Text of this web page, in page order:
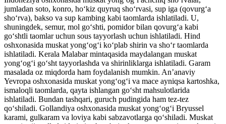
jumladan soto, konro, hoʻkiz quyruq shoʻrvasi, sup iga (qovurgʻa
shoʻrva), bakso va sup kambing kabi taomlarda ishlatiladi. U,
shuningdek, semur, mol goʻshti, pomidor bilan qovurgʻa kabi
goʻshtli taomlar uchun sous tayyorlash uchun ishlatiladi. Hind
oshxonasida muskat yongʻogʻi koʻplab shirin va shoʻr taomlarda
ishlatiladi. Kerala Malabar mintaqasida maydalangan muskat
yongʻogʻi goʻsht tayyorlashda va shirinliklarga ishlatiladi. Garam
masalada oz miqdorda ham foydalanish mumkin. Anʼanaviy
Yevropa oshxonasida muskat yongʻogʻi va mace ayniqsa kartoshka,
ismaloqli taomlarda, qayta ishlangan goʻsht mahsulotlarida
ishlatiladi. Bundan tashqari, guruch pudingida ham tez-tez
qo‘shiladi. Gollandiya oshxonasida muskat yongʻogʻi Bryussel
karami, gulkaram va loviya kabi sabzavotlarga qoʻshiladi. Muskat